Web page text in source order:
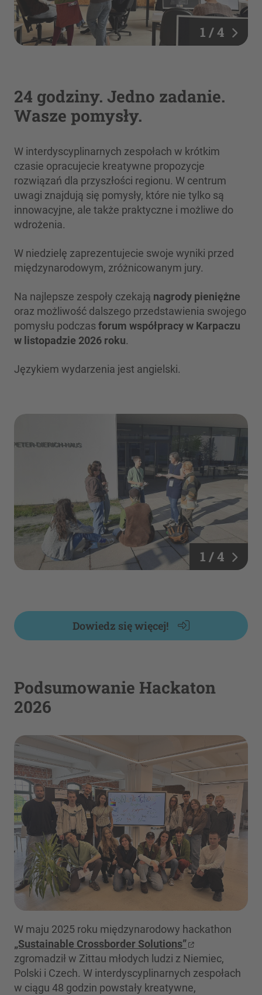
1 / 4
24 godziny. Jedno zadanie.
Wasze pomysły.
W interdyscyplinarnych zespołach w krótkim
czasie opracujecie kreatywne propozycje
rozwiązań dla przyszłości regionu. W centrum
uwagi znajdują się pomysły, które nie tylko są
innowacyjne, ale także praktyczne i możliwe do
wdrożenia.
W niedzielę zaprezentujecie swoje wyniki przed
międzynarodowym, zróżnicowanym jury.
Na najlepsze zespoły czekają nagrody pieniężne
oraz możliwość dalszego przedstawienia swojego
pomysłu podczas forum współpracy w Karpaczu
w listopadzie 2026 roku.
Językiem wydarzenia jest angielski.
1 / 4
Dowiedz się więcej!
Podsumowanie Hackaton
2026
W maju 2025 roku międzynarodowy hackathon
„Sustainable Crossborder Solutions”
zgromadził w Zittau młodych ludzi z Niemiec,
Polski i Czech. W interdyscyplinarnych zespołach
w ciągu 48 godzin powstały kreatywne,